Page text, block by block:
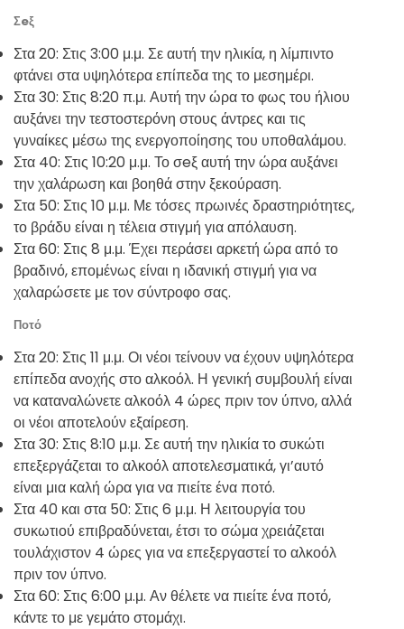
Σeξ
Στα 20: Στις 3:00 μ.μ. Σε αυτή την ηλικία, η λίμπιντο
φτάνει στα υψηλότερα επίπεδα της το μεσημέρι.
Στα 30: Στις 8:20 π.μ. Αυτή την ώρα το φως του ήλιου
αυξάνει την τεστοστερόνη στους άντρες και τις
γυναίκες μέσω της ενεργοποίησης του υποθαλάμου.
Στα 40: Στις 10:20 μ.μ. Το σeξ αυτή την ώρα αυξάνει
την χαλάρωση και βοηθά στην ξεκούραση.
Στα 50: Στις 10 μ.μ. Με τόσες πρωινές δραστηριότητες,
το βράδυ είναι η τέλεια στιγμή για απόλαυση.
Στα 60: Στις 8 μ.μ. Έχει περάσει αρκετή ώρα από το
βραδινό, επομένως είναι η ιδανική στιγμή για να
χαλαρώσετε με τον σύντροφο σας.
Ποτό
Στα 20: Στις 11 μ.μ. Οι νέοι τείνουν να έχουν υψηλότερα
επίπεδα ανοχής στο αλκοόλ. Η γενική συμβουλή είναι
να καταναλώνετε αλκοόλ 4 ώρες πριν τον ύπνο, αλλά
οι νέοι αποτελούν εξαίρεση.
Στα 30: Στις 8:10 μ.μ. Σε αυτή την ηλικία το συκώτι
επεξεργάζεται το αλκοόλ αποτελεσματικά, γι’αυτό
είναι μια καλή ώρα για να πιείτε ένα ποτό.
Στα 40 και στα 50: Στις 6 μ.μ. Η λειτουργία του
συκωτιού επιβραδύνεται, έτσι το σώμα χρειάζεται
τουλάχιστον 4 ώρες για να επεξεργαστεί το αλκοόλ
πριν τον ύπνο.
Στα 60: Στις 6:00 μ.μ. Αν θέλετε να πιείτε ένα ποτό,
κάντε το με γεμάτο στομάχι.